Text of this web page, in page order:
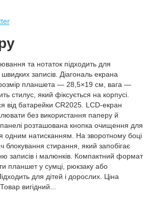
та нотаток підходить для
записів. Діагональ екрана
планшета — 28,5×19 см, вага —
стилус, який фіксується на корпусі.
від батарейки CR2025. LCD-екран
без використання паперу й
розташована кнопка очищення для
одним натисканням. На зворотному боці
блокування стирання, який запобігає
записів і малюнків. Компактний формат
планшет у сумці, рюкзаку або
для дітей і дорослих. Ціна
вигідний...